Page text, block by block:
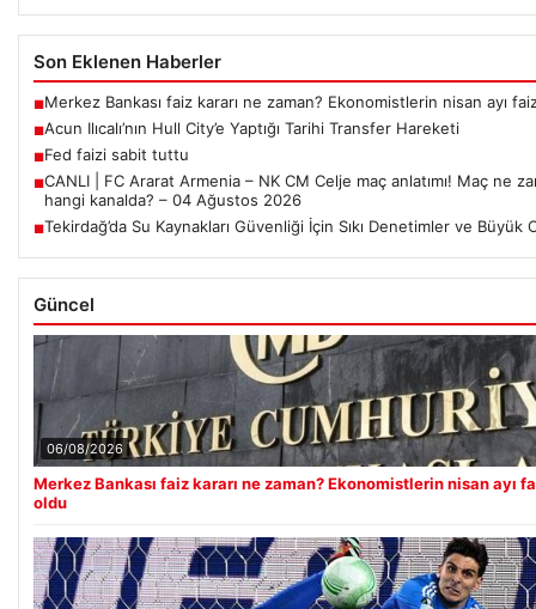
Son Eklenen Haberler
■Merkez Bankası faiz kararı ne zaman? Ekonomistlerin nisan ayı
■Acun Ilıcalı’nın Hull City’e Yaptığı Tarihi Transfer Hareketi
■Fed faizi sabit tuttu
■CANLI | FC Ararat Armenia – NK CM Celje maç anlatımı! Maç ne
hangi kanalda? – 04 Ağustos 2026
■Tekirdağ’da Su Kaynakları Güvenliği İçin Sıkı Denetimler ve Büyük
Güncel
06/08/2026
Merkez Bankası faiz kararı ne zaman? Ekonomistlerin nisan ayı
oldu